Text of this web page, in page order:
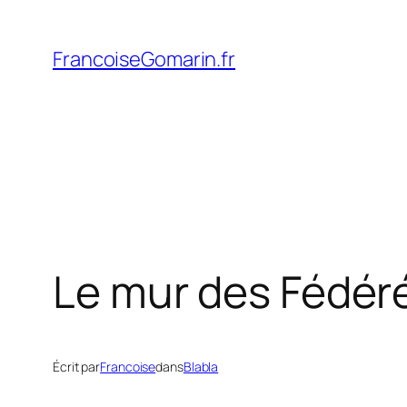
contenu
FrancoiseGomarin.fr
Le mur des
Écrit parFrancoisedansBlabla